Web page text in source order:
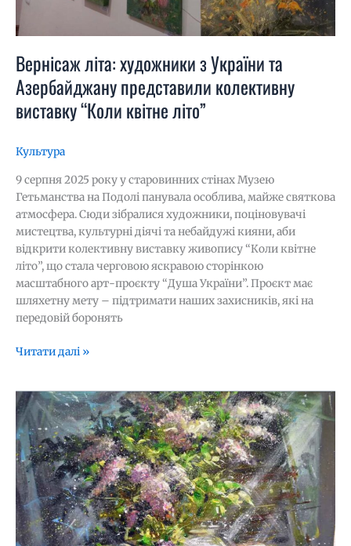
Вернісаж літа: художники з України та
Азербайджану представили колективну
виставку “Коли квітне літо”
Культура
9 серпня 2025 року у старовинних стінах Музею
Гетьманства на Подолі панувала особлива, майже святкова
атмосфера. Сюди зібралися художники, поціновувачі
мистецтва, культурні діячі та небайдужі кияни, аби
відкрити колективну виставку живопису “Коли квітне
літо”, що стала черговою яскравою сторінкою
масштабного арт-проєкту “Душа України”. Проєкт має
шляхетну мету – підтримати наших захисників, які на
передовій боронять
Читати далі »
“Бузок
Тюльпани”:
у
Києві
відкрилася
виставка,
що
лікує